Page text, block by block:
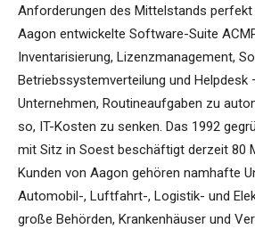
Anforderungen des Mittelstands perfekt
Aagon entwickelte Software-Suite
Inventarisierung, Lizenzmanagement,
Betriebssystemverteilung und Helpdesk
Unternehmen, Routineaufgaben zu
so, IT-Kosten zu senken. Das 1992
mit Sitz in Soest beschäftigt derzeit 80
Kunden von Aagon gehören namhafte
Automobil-, Luftfahrt-, Logistik- und
große Behörden, Krankenhäuser und